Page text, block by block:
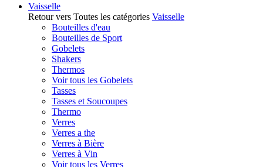
Vaisselle
Retour vers Toutes les catégories Vaisselle
Bouteilles d'eau
Bouteilles de Sport
Gobelets
Shakers
Thermos
Voir tous les Gobelets
Tasses
Tasses et Soucoupes
Thermo
Verres
Verres a the
Verres à Bière
Verres à Vin
Voir tous les Verres